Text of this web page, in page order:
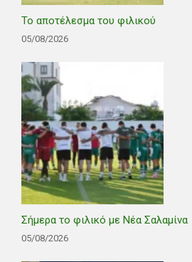
Το αποτέλεσμα του φιλικού
05/08/2026
Σήμερα το φιλικό με Νέα Σαλαμίνα
05/08/2026